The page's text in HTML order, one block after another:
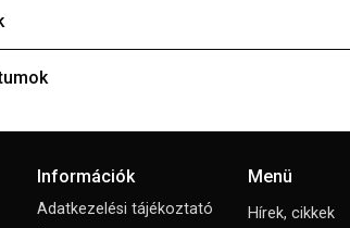
Információk
Adatkezelési tájékoztató
Menü
Hírek, cikkek